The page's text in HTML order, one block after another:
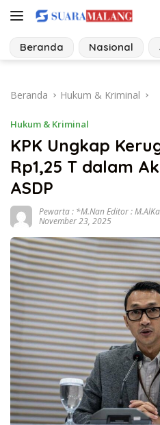
Langsung
konten
Beranda Nasional
Beranda Hukum & Kriminal
Hukum & Kriminal
KPK Ungkap
Rp1,25 T dalam
ASDP
Pewarta : *M.Nan Editor :
November 23, 2025